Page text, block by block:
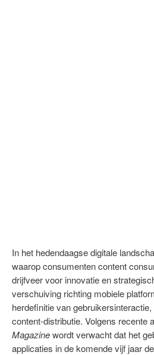
In het hedendaagse digitale
waarop consumenten content
drijfveer voor innovatie en
verschuiving richting mobiele
herdefinitie van
content-distributie. Volgens recente
Magazinewordt verwacht dat het
applicaties in de komende vijf jaar